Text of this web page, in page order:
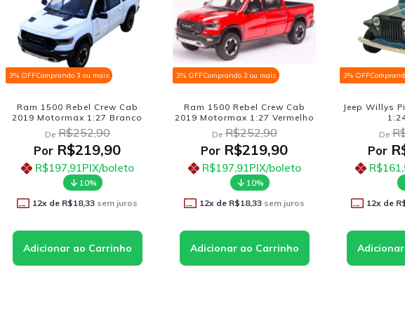
3% OFFComprando 3 ou mais
Ram 1500 Rebel Crew Cab
2019 Motormax 1:27 Vermelho
De R$252,90
PorR$219,90
R$197,91PIX/boleto
10%
12x de R$18,33sem juros
3% OFFComprando 3 ou mais
Jeep Willys Pickup 1947 Welly
1:24 Verde
De R$206,90
PorR$179,90
R$161,91PIX/boleto
10%
12x de R$14,99sem juros
3% OFF
Jeep
De
Por
12x